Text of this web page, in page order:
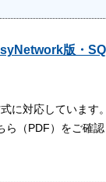
版・
対応しています
（PDF）をご確